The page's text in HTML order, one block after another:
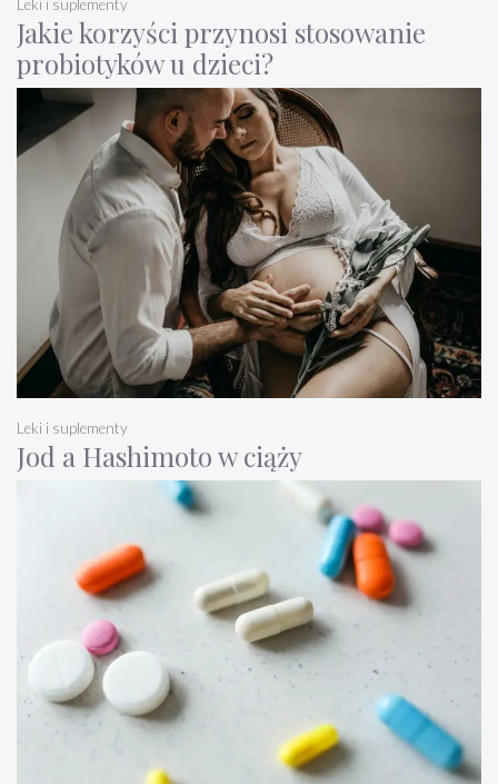
Jakie korzyści przynosi stosowanie
probiotyków u dzieci?
Leki i suplementy
Jod a Hashimoto w ciąży
Leki i suplementy